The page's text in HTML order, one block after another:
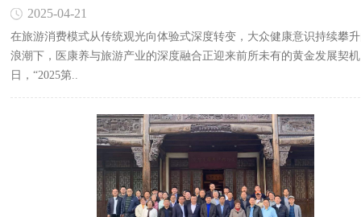
2025-04-21
在旅游消费模式从传统观光向体验式深度转变，大众健康意识持续攀
浪潮下，医康养与旅游产业的深度融合正迎来前所未有的黄金发展契机
日，“2025第..